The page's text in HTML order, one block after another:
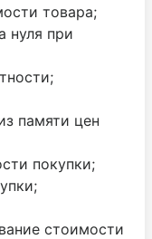
товара;
нуля при
памяти цен
покупки;
стоимости